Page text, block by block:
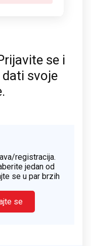
se i
svoje
registracija.
jedan od
se u par brzih
se